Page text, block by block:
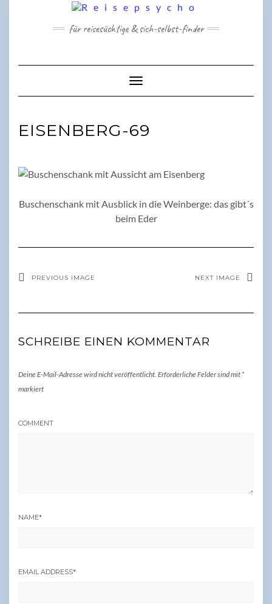
für reisesüchtige & sich-selbst-finder
Toggle Navigation
EISENBERG-69
Buschenschank mit Ausblick in die Weinberge: das gibt´s
beim Eder
PREVIOUS IMAGE NEXT IMAGE
SCHREIBE EINEN KOMMENTAR
Deine E-Mail-Adresse wird nicht veröffentlicht. Erforderliche Felder sind mit *
markiert
COMMENT
NAME*
EMAIL ADDRESS*